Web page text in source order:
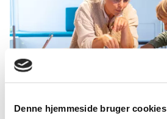
Denne hjemmeside bruger cookies